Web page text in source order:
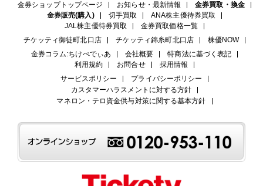
金券ショップトップページ お知らせ・最新情報
金券買取・換金
金券販売(購入)
切手買取
ANA株主優待券買取
JAL株主優待券買取
金券買取価格一覧
チケッティ御徒町北口店
チケッティ錦糸町北口店
株優NOW
金券コラム:ちけぺでぃあ
会社概要
特商法に基づく表記
利用規約
お問合せ
採用情報
サービスポリシー
プライバシーポリシー
カスタマーハラスメントに対する方針
マネロン・テロ資金供与対策に関する基本方針